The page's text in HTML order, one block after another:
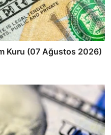
Kuru (07 Ağustos 2026)